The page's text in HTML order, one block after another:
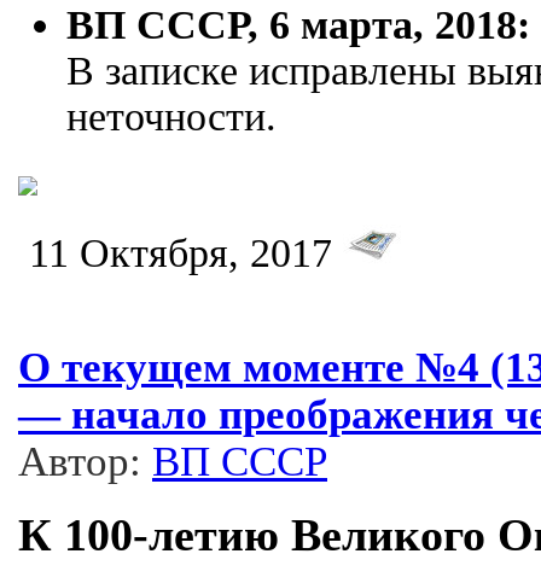
ВП СССР, 6 марта, 2018:
В записке исправлены
неточности.
11 Октября, 2017
О текущем моменте №4
— начало преображения
Автор: ВП СССР
К 100-летию Великого